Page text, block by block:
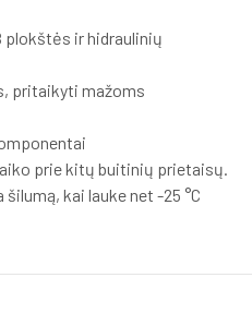
plokštės ir hidraulinių
pritaikyti mažoms
prie kitų buitinių prietaisų.
kai lauke net -25 °C